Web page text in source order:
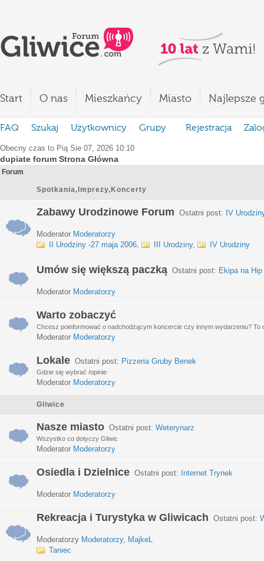
Start O nas Mieszkańcy Miasto Najlepsze
FAQ Szukaj Użytkownicy Grupy Rejestracja
Obecny czas to Pią Sie 07, 2026 10:10
dupiate forum Strona Główna
Forum
Spotkania,Imprezy,Koncerty
Zabawy Urodzinowe Forum Ostatni post: IV
Moderator Moderatorzy
II Urodziny -27 maja 2006, III Urodziny, IV Urodziny
Umów się większą paczką Ostatni post: Ekipa na
Moderator Moderatorzy
Warto zobaczyć
Chcesz poinformować o nadchodzącym koncercie czy innym wydarzeniu? To
Moderator Moderatorzy
Lokale Ostatni post: Pizzeria Gruby Benek
Gdzie się wybrać /opinie
Moderator Moderatorzy
Gliwice
Nasze miasto Ostatni post: Weterynarz
Wszystko co dotyczy Gliwic
Moderator Moderatorzy
Osiedla i Dzielnice Ostatni post: Internet Trynek
Moderator Moderatorzy
Rekreacja i Turystyka w Gliwicach Ostatni post:
Moderatorzy Moderatorzy, MajkeL
Taniec